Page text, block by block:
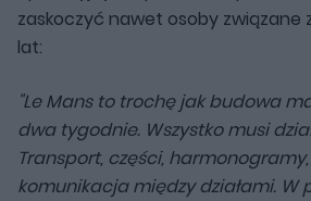
zaskoczyć nawet osoby
lat:
"Le Mans to trochę jak budowa
dwa tygodnie. Wszystko musi
Transport, części,
komunikacja między działami. W